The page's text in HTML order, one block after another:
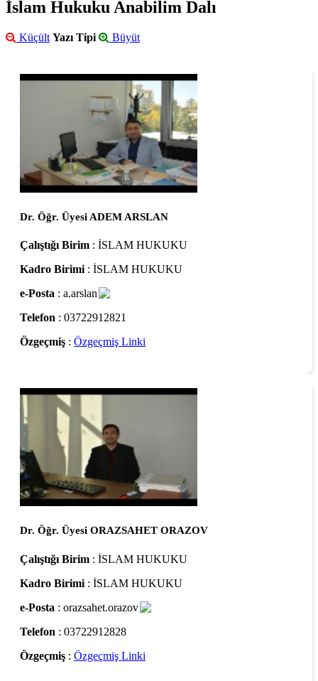
İslam Hukuku Anabilim Dalı
Küçült Yazı Tipi Büyüt
Dr. Öğr. Üyesi ADEM ARSLAN
Çalıştığı Birim : İSLAM HUKUKU
Kadro Birimi : İSLAM HUKUKU
e-Posta : a.arslan
Telefon : 03722912821
Özgeçmiş : Özgeçmiş Linki
Dr. Öğr. Üyesi ORAZSAHET ORAZOV
Çalıştığı Birim : İSLAM HUKUKU
Kadro Birimi : İSLAM HUKUKU
e-Posta : orazsahet.orazov
Telefon : 03722912828
Özgeçmiş : Özgeçmiş Linki